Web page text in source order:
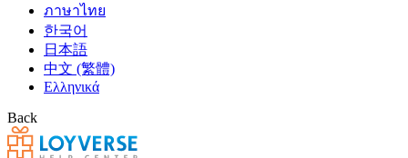
ภาษาไทย
한국어
日本語
中文 (繁體)
Ελληνικά
Back